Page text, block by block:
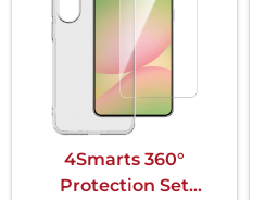
4Smarts 360°
Protection Set